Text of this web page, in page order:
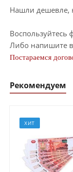
Нашли дешевле,
Воспользуйтесь
Либо напишите
Постараемся
Рекомендуем
ХИТ